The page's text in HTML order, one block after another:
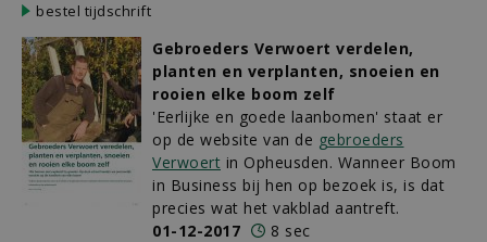
bestel tijdschrift
Gebroeders Verwoert verdelen,
planten en verplanten, snoeien en
rooien elke boom zelf
'Eerlijke en goede laanbomen' staat er
op de website van de gebroeders
Verwoert in Opheusden. Wanneer Boom
in Business bij hen op bezoek is, is dat
precies wat het vakblad aantreft.
01-12-2017
8 sec